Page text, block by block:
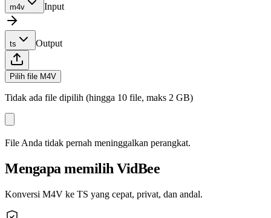
m4v Input
ts Output
Pilih file M4V
Tidak ada file dipilih (hingga 10 file, maks 2 GB)
File Anda tidak pernah meninggalkan perangkat.
Mengapa memilih VidBee
Konversi M4V ke TS yang cepat, privat, dan andal.